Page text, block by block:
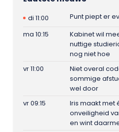
di 11:00
Punt piept er
ma 10:15
Kabinet wil
nuttige
nog niet hoe
vr 11:00
Niet overal
sommige
wel door
vr 09:15
Iris maakt met
onveiligheid
en wint